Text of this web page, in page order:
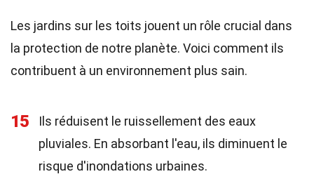
Les jardins sur les toits jouent un rôle crucial dans
la protection de notre planète. Voici comment ils
contribuent à un environnement plus sain.
15
Ils réduisent le ruissellement des eaux
pluviales. En absorbant l'eau, ils diminuent le
risque d'inondations urbaines.